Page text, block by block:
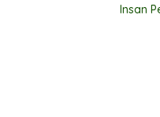
Insan